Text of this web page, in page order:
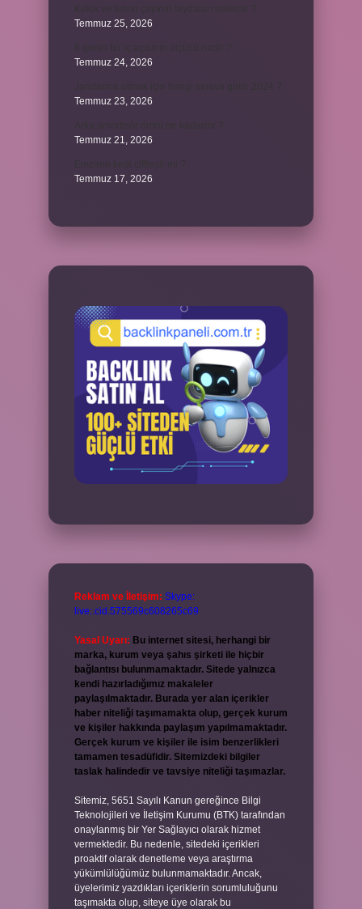
Temmuz 25, 2026
Temmuz 24, 2026
Temmuz 23, 2026
Temmuz 21, 2026
Temmuz 17, 2026
Reklam ve İletişim: Skype:
live:.cid.575569c608265c69
Yasal Uyarı: Bu internet sitesi, herhangi bir
marka, kurum veya şahıs şirketi ile hiçbir
bağlantısı bulunmamaktadır. Sitede yalnızca
kendi hazırladığımız makaleler
paylaşılmaktadır. Burada yer alan içerikler
haber niteliği taşımamakta olup, gerçek kurum
ve kişiler hakkında paylaşım yapılmamaktadır.
Gerçek kurum ve kişiler ile isim benzerlikleri
tamamen tesadüfidir. Sitemizdeki bilgiler
taslak halindedir ve tavsiye niteliği taşımazlar.
Sitemiz, 5651 Sayılı Kanun gereğince Bilgi
Teknolojileri ve İletişim Kurumu (BTK) tarafından
onaylanmış bir Yer Sağlayıcı olarak hizmet
vermektedir. Bu nedenle, sitedeki içerikleri
proaktif olarak denetleme veya araştırma
yükümlülüğümüz bulunmamaktadır. Ancak,
üyelerimiz yazdıkları içeriklerin sorumluluğunu
taşımakta olup, siteye üye olarak bu